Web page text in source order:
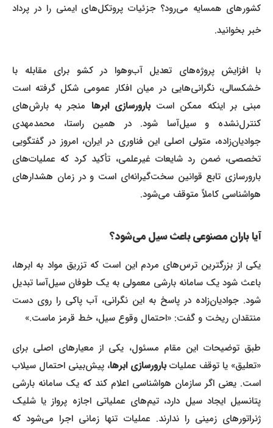
کشورهای همسایه می‌رود؟ جزئیات پروتکل‌های ایمنی را در پرداد
خبر بخوانید.
با افزایش پروژه‌های تعدیل آب‌وهوا در کشو برای مقابله با
خشکسالی، نگرانی‌هایی در میان افکار عمومی شکل گرفته است
مبنی بر اینکه ممکن استبارورسازی ابرهامنجر به بارش‌های
کنترل‌نشده و سیل‌آسا شود. در همین راستا، محمدمهدی
جوادیان‌زاده، متولی اصلی این فناوری در ایران، امروز در گفتگویی
تخصصی، ضمن رد شایعات غیرعلمی، تأکید کرد که عملیات‌های
بارورسازی تابع قوانین سخت‌گیرانه‌ای است و در زمان هشدارهای
هواشناسی کاملاً متوقف می‌شود.
آیا باران مصنوعی باعث سیل می‌شود؟
یکی از بزرگترین ترس‌های مردم این است که تزریق مواد به ابرها،
باعث شود یک سامانه بارشی معمولی به یک طوفان سیل‌آسا تبدیل
شود. جوادیان‌زاده در پاسخ به این نگرانی، آب پاکی را روی دست
منتقدان ریخت و گفت: «احتمال وقوع سیل، خط قرمز ماست.»
طبق توضیحات این مقام مسئول، یکی از معیارهای اصلی برای
«تعلیق» یا توقف عملیاتبارورسازی ابرها، پیش‌بینی احتمال سیلاب
است. یعنی اگر سازمان هواشناسی اعلام کند که یک سامانه بارشی
پتانسیل ایجاد سیل دارد، تیم‌های عملیاتی اجازه پرواز یا شلیک
ژنراتورهای زمینی را ندارند. عملیات تنها زمانی اجرا می‌شود که